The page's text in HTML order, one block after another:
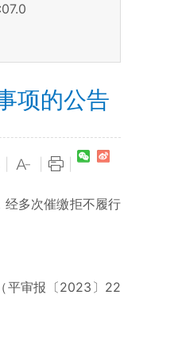
项的公告
多次催缴拒不履行
平审报〔2023〕22